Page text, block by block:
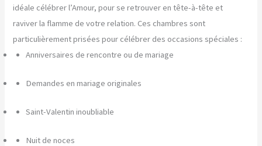
idéale célébrer l’Amour, pour se retrouver en tête-à-tête et
raviver la flamme de votre relation. Ces chambres sont
particulièrement prisées pour célébrer des occasions spéciales :
Anniversaires de rencontre ou de mariage
Demandes en mariage originales
Saint-Valentin inoubliable
Nuit de noces